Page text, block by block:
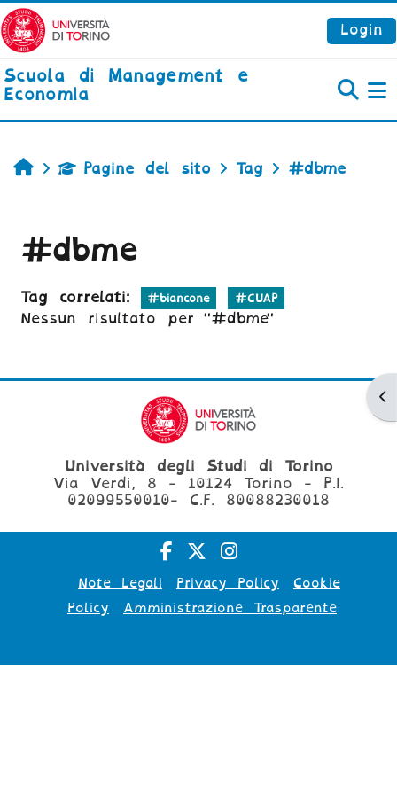
Vai al contenuto principale
Login
Scuola di Management e
Economia
HomePagine del sito Tag #dbme
#dbme
Tag correlati: #biancone #CUAP
Nessun risultato per "#dbme"
Università degli Studi di Torino
Via Verdi, 8 - 10124 Torino - P.I.
02099550010- C.F. 80088230018
Note Legali Privacy Policy
Cookie
Policy
Amministrazione Trasparente